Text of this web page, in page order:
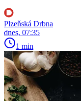
Plzeňská Drbna
dnes, 07:35
1 min